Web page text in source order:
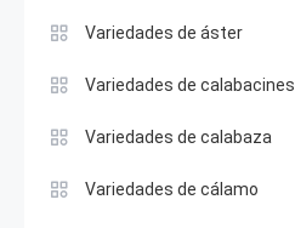
Variedades de áster
Variedades de calabacines
Variedades de calabaza
Variedades de cálamo